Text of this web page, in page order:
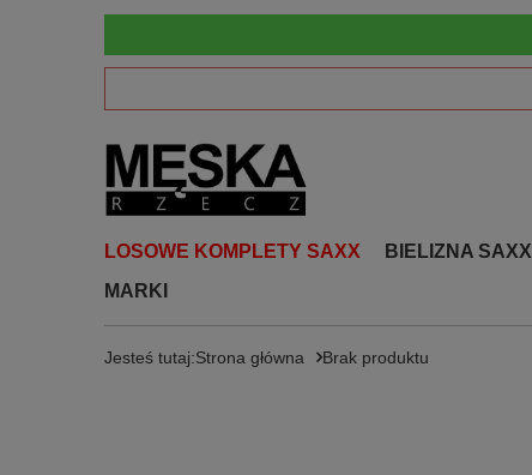
LOSOWE KOMPLETY SAXX BIELIZNA SAXX
MARKI
Jesteś tutaj:Strona główna Brak produktu